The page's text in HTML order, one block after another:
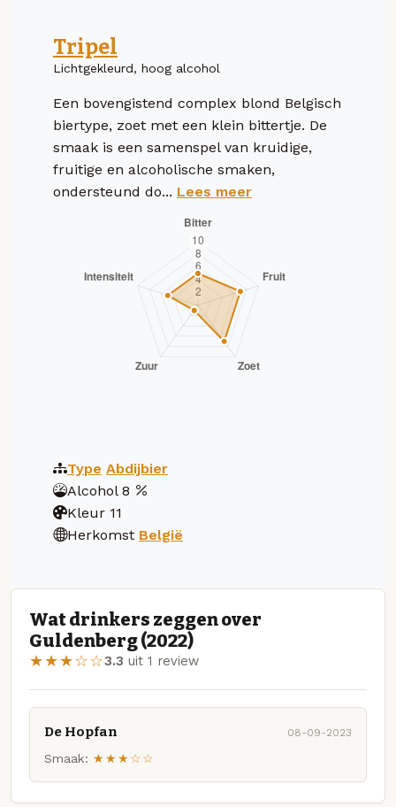
Tripel
Lichtgekleurd, hoog alcohol
Een bovengistend complex blond Belgisch
biertype, zoet met een klein bittertje. De
smaak is een samenspel van kruidige,
fruitige en alcoholische smaken,
ondersteund do... Lees meer
Type Abdijbier
Alcohol 8
Kleur 11
Herkomst België
Wat drinkers zeggen over
Guldenberg (2022)
★★★☆☆3.3 uit 1 review
De Hopfan 08-09-2023
Smaak: ★★★☆☆